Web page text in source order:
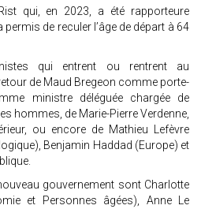
qui, en 2023, a été rapporteure
de reculer l’âge de départ à 64
qui entrent ou rentrent au
de Maud Bregeon comme porte-
ministre déléguée chargée de
hommes, de Marie-Pierre Verdenne,
ou encore de Mathieu Lefèvre
Benjamin Haddad (Europe) et
gouvernement sont Charlotte
et Personnes âgées), Anne Le